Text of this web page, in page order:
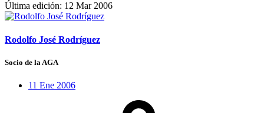
Última edición: 12 Mar 2006
Rodolfo José Rodríguez
Socio de la AGA
11 Ene 2006